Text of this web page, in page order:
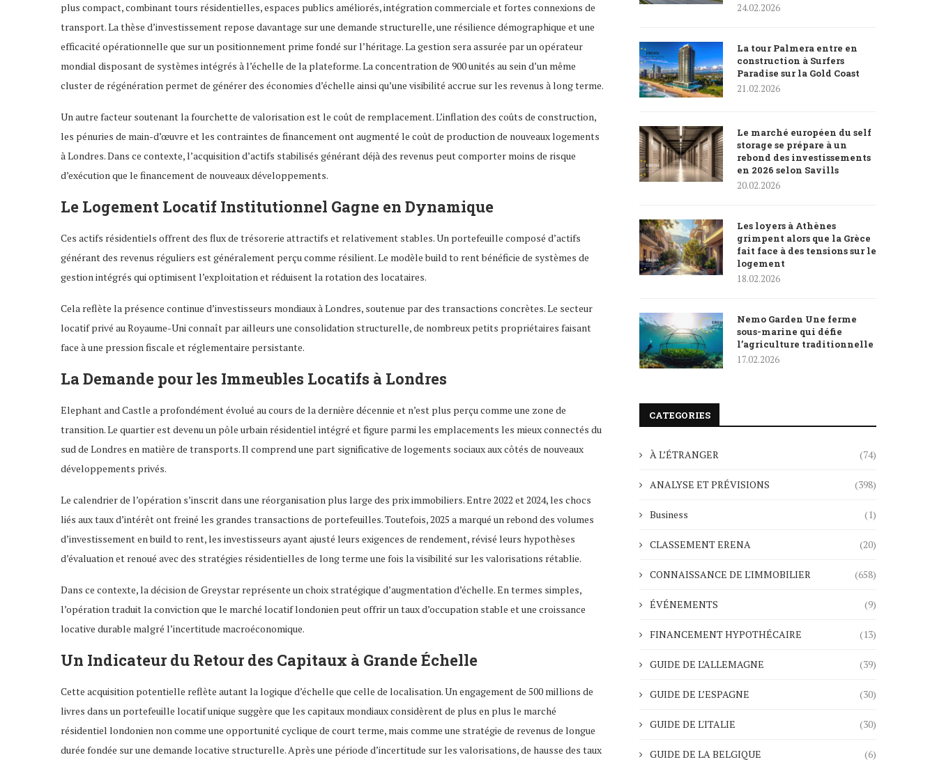
plus compact, combinant tours résidentielles, espaces publics améliorés, intégration commerciale et fortes connexions de
transport. La thèse d’investissement repose davantage sur une demande structurelle, une résilience démographique et une
efficacité opérationnelle que sur un positionnement prime fondé sur l’héritage. La gestion sera assurée par un opérateur
mondial disposant de systèmes intégrés à l’échelle de la plateforme. La concentration de 900 unités au sein d’un même
cluster de régénération permet de générer des économies d’échelle ainsi qu’une visibilité accrue sur les revenus à long terme.
Un autre facteur soutenant la fourchette de valorisation est le coût de remplacement. L’inflation des coûts de construction,
les pénuries de main-d’œuvre et les contraintes de financement ont augmenté le coût de production de nouveaux logements
à Londres. Dans ce contexte, l’acquisition d’actifs stabilisés générant déjà des revenus peut comporter moins de risque
d’exécution que le financement de nouveaux développements.
Le Logement Locatif Institutionnel Gagne en Dynamique
Ces actifs résidentiels offrent des flux de trésorerie attractifs et relativement stables. Un portefeuille composé d’actifs
générant des revenus réguliers est généralement perçu comme résilient. Le modèle build to rent bénéficie de systèmes de
gestion intégrés qui optimisent l’exploitation et réduisent la rotation des locataires.
Cela reflète la présence continue d’investisseurs mondiaux à Londres, soutenue par des transactions concrètes. Le secteur
locatif privé au Royaume-Uni connaît par ailleurs une consolidation structurelle, de nombreux petits propriétaires faisant
face à une pression fiscale et réglementaire persistante.
La Demande pour les Immeubles Locatifs à Londres
Elephant and Castle a profondément évolué au cours de la dernière décennie et n’est plus perçu comme une zone de
transition. Le quartier est devenu un pôle urbain résidentiel intégré et figure parmi les emplacements les mieux connectés du
sud de Londres en matière de transports. Il comprend une part significative de logements sociaux aux côtés de nouveaux
développements privés.
Le calendrier de l’opération s’inscrit dans une réorganisation plus large des prix immobiliers. Entre 2022 et 2024, les chocs
liés aux taux d’intérêt ont freiné les grandes transactions de portefeuilles. Toutefois, 2025 a marqué un rebond des volumes
d’investissement en build to rent, les investisseurs ayant ajusté leurs exigences de rendement, révisé leurs hypothèses
d’évaluation et renoué avec des stratégies résidentielles de long terme une fois la visibilité sur les valorisations rétablie.
Dans ce contexte, la décision de Greystar représente un choix stratégique d’augmentation d’échelle. En termes simples,
l’opération traduit la conviction que le marché locatif londonien peut offrir un taux d’occupation stable et une croissance
locative durable malgré l’incertitude macroéconomique.
Un Indicateur du Retour des Capitaux à Grande Échelle
Cette acquisition potentielle reflète autant la logique d’échelle que celle de localisation. Un engagement de 500 millions de
livres dans un portefeuille locatif unique suggère que les capitaux mondiaux considèrent de plus en plus le marché
résidentiel londonien non comme une opportunité cyclique de court terme, mais comme une stratégie de revenus de longue
durée fondée sur une demande locative structurelle. Après une période d’incertitude sur les valorisations, de hausse des taux
24.02.2026
La tour Palmera entre en
construction à Surfers
Paradise sur la Gold Coast
21.02.2026
Le marché européen du self
storage se prépare à un
rebond des investissements
en 2026 selon Savills
20.02.2026
Les loyers à Athènes
grimpent alors que la Grèce
fait face à des tensions sur le
logement
18.02.2026
Nemo Garden Une ferme
sous-marine qui défie
l’agriculture traditionnelle
17.02.2026
CATEGORIES
À L’ÉTRANGER (74)
ANALYSE ET PRÉVISIONS (398)
Business (1)
CLASSEMENT ERENA (20)
CONNAISSANCE DE L'IMMOBILIER (658)
ÉVÉNEMENTS (9)
FINANCEMENT HYPOTHÉCAIRE (13)
GUIDE DE L’ALLEMAGNE (39)
GUIDE DE L’ESPAGNE (30)
GUIDE DE L'ITALIE (30)
GUIDE DE LA BELGIQUE (6)